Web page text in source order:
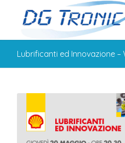
Lubrificanti ed Innovazione